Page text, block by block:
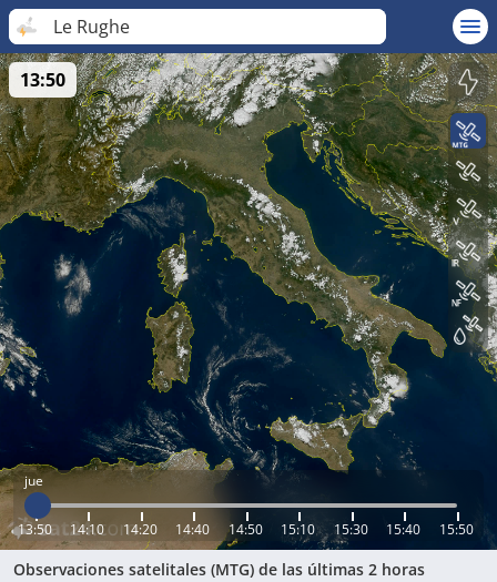
Le Rughe
jue
13:50 14:10 14:20 14:40 14:50 15:10 15:30 15:40 15:50
13:50
Observaciones satelitales (MTG) de las últimas 2 horas